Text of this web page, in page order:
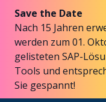
Save the Date
Nach 15 Jahren
werden zum 01.
gelisteten SAP-
Tools und
Sie gespannt!